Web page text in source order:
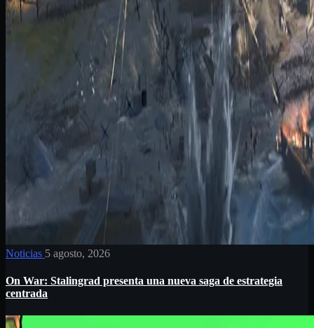
Noticias 5 agosto, 2026
On War: Stalingrad presenta una nueva saga de estrategia
centrada